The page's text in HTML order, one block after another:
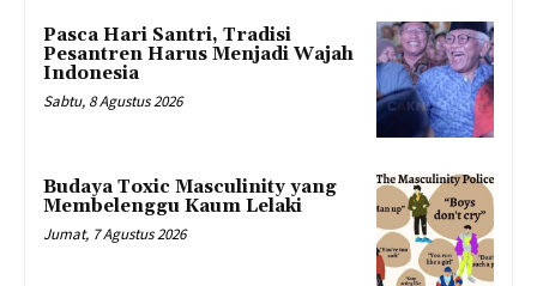
Pasca Hari Santri, Tradisi
Pesantren Harus Menjadi Wajah
Indonesia
Sabtu, 8 Agustus 2026
Budaya Toxic Masculinity yang
Membelenggu Kaum Lelaki
Jumat, 7 Agustus 2026